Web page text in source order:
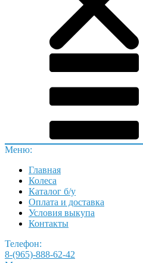
Меню:
Главная
Колеса
Каталог б/у
Оплата и доставка
Условия выкупа
Контакты
Телефон:
8-(965)-888-62-42